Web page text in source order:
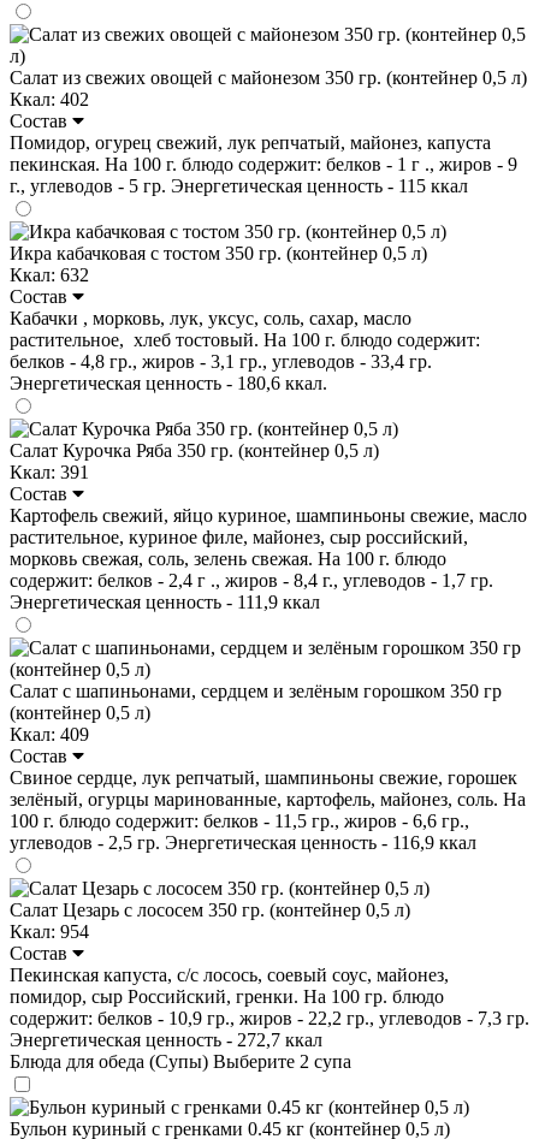
Салат из свежих овощей с майонезом 350 гр. (контейнер 0,5 л)
Ккал: 402
Состав
Помидор, огурец свежий, лук репчатый, майонез, капуста
пекинская. На 100 г. блюдо содержит: белков - 1 г ., жиров - 9
г., углеводов - 5 гр. Энергетическая ценность - 115 ккал
Икра кабачковая с тостом 350 гр. (контейнер 0,5 л)
Ккал: 632
Состав
Кабачки , морковь, лук, уксус, соль, сахар, масло
растительное, хлеб тостовый. На 100 г. блюдо содержит:
белков - 4,8 гр., жиров - 3,1 гр., углеводов - 33,4 гр.
Энергетическая ценность - 180,6 ккал.
Салат Курочка Ряба 350 гр. (контейнер 0,5 л)
Ккал: 391
Состав
Картофель свежий, яйцо куриное, шампиньоны свежие, масло
растительное, куриное филе, майонез, сыр российский,
морковь свежая, соль, зелень свежая. На 100 г. блюдо
содержит: белков - 2,4 г ., жиров - 8,4 г., углеводов - 1,7 гр.
Энергетическая ценность - 111,9 ккал
Салат с шапиньонами, сердцем и зелёным горошком 350 гр
(контейнер 0,5 л)
Ккал: 409
Состав
Свиное сердце, лук репчатый, шампиньоны свежие, горошек
зелёный, огурцы маринованные, картофель, майонез, соль. На
100 г. блюдо содержит: белков - 11,5 гр., жиров - 6,6 гр.,
углеводов - 2,5 гр. Энергетическая ценность - 116,9 ккал
Салат Цезарь с лососем 350 гр. (контейнер 0,5 л)
Ккал: 954
Состав
Пекинская капуста, с/с лосось, соевый соус, майонез,
помидор, сыр Российский, гренки. На 100 гр. блюдо
содержит: белков - 10,9 гр., жиров - 22,2 гр., углеводов - 7,3 гр.
Энергетическая ценность - 272,7 ккал
Блюда для обеда (Супы) Выберите 2 супа
Бульон куриный с гренками 0.45 кг (контейнер 0,5 л)